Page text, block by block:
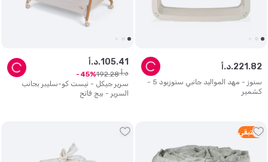
سنوز - مهد المواليد جانبي سنوزبود 5 -
كشمير
د.أ.221 .82
سرير جيكل - نيست كو-سليبر بجانب
السرير - بيج فاتح
د.أ.105.41
د.أ. 192.28
45
2 متبقي